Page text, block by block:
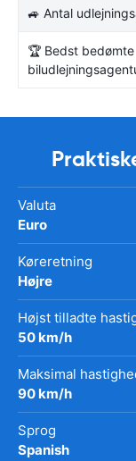
🚙 Antal
🏆 Bedst bedømte
Valuta
Euro
Køreretning
Højre
Højst tilladte
50 km/h
Maksimal
90 km/h
Sprog
Spanish